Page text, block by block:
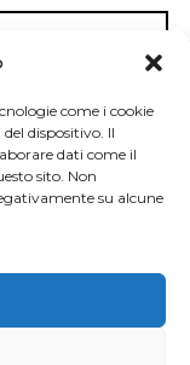
come i cookie
dispositivo. Il
dati come il
sito. Non
su alcune